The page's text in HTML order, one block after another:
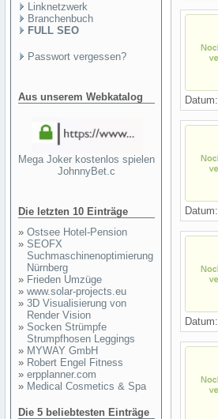
Linknetzwerk
Branchenbuch
FULL SEO
Passwort vergessen?
Aus unserem Webkatalog
Mega Joker kostenlos spielen
JohnnyBet.c
Die letzten 10 Einträge
» Ostsee Hotel-Pension
» SEOFX
Suchmaschinenoptimierung
Nürnberg
» Frieden Umzüge
» www.solar-projects.eu
» 3D Visualisierung von
Render Vision
» Socken Strümpfe
Strumpfhosen Leggings
» MYWAY GmbH
» Robert Engel Fitness
» erpplanner.com
» Medical Cosmetics & Spa
Die 5 beliebtesten Einträge
Datum:
Datum:
Datum: